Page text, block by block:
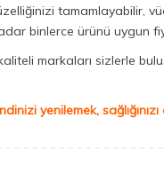
tamamlayabilir,
binlerce ürünü uygun
markaları sizlerle
yenilemek,